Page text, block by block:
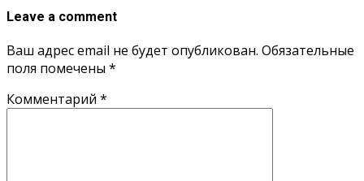
Leave a comment
Ваш адрес email не будет опубликован. Обязательные
поля помечены *
Комментарий *